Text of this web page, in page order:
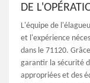
DE
L'équipe de
et l'expérience
dans le 71120.
garantir la sécurité
appropriées et des